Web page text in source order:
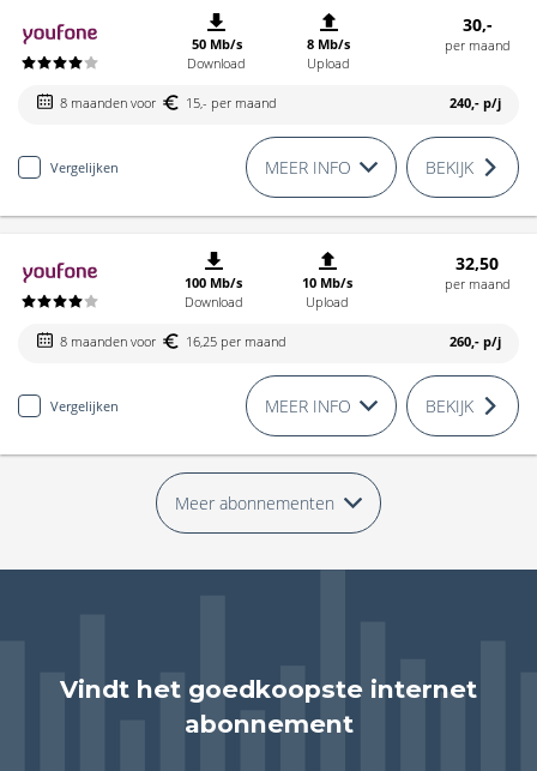
50 Mb/s
Download
8 Mb/s
Upload
30,-
per maand
8 maanden voor 15,- per maand 240,- p/j
Vergelijken MEER INFO BEKIJK
100 Mb/s
Download
10 Mb/s
Upload
32,50
per maand
8 maanden voor 16,25 per maand 260,- p/j
Vergelijken MEER INFO BEKIJK
Meer abonnementen
Vindt het goedkoopste internet
abonnement